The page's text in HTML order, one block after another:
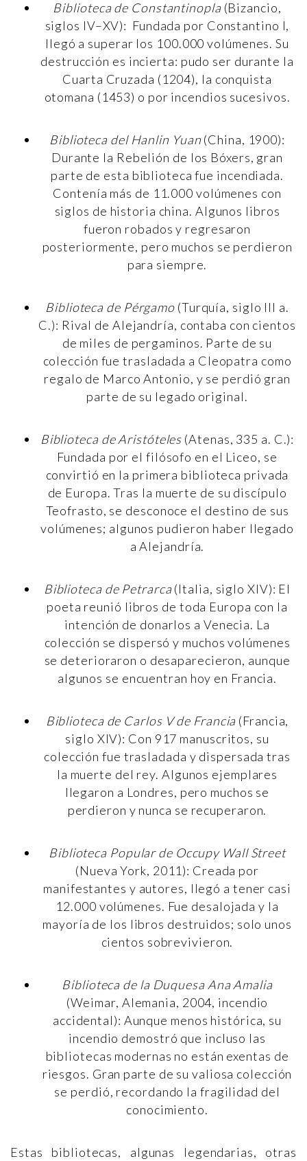
Biblioteca de Constantinopla (Bizancio,
siglos IV–XV): Fundada por Constantino I,
llegó a superar los 100.000 volúmenes. Su
destrucción es incierta: pudo ser durante la
Cuarta Cruzada (1204), la conquista
otomana (1453) o por incendios sucesivos.
Biblioteca del Hanlin Yuan (China, 1900):
Durante la Rebelión de los Bóxers, gran
parte de esta biblioteca fue incendiada.
Contenía más de 11.000 volúmenes con
siglos de historia china. Algunos libros
fueron robados y regresaron
posteriormente, pero muchos se perdieron
para siempre.
Biblioteca de Pérgamo (Turquía, siglo III a.
C.): Rival de Alejandría, contaba con cientos
de miles de pergaminos. Parte de su
colección fue trasladada a Cleopatra como
regalo de Marco Antonio, y se perdió gran
parte de su legado original.
Biblioteca de Aristóteles (Atenas, 335 a. C.):
Fundada por el filósofo en el Liceo, se
convirtió en la primera biblioteca privada
de Europa. Tras la muerte de su discípulo
Teofrasto, se desconoce el destino de sus
volúmenes; algunos pudieron haber llegado
a Alejandría.
Biblioteca de Petrarca (Italia, siglo XIV): El
poeta reunió libros de toda Europa con la
intención de donarlos a Venecia. La
colección se dispersó y muchos volúmenes
se deterioraron o desaparecieron, aunque
algunos se encuentran hoy en Francia.
Biblioteca de Carlos V de Francia (Francia,
siglo XIV): Con 917 manuscritos, su
colección fue trasladada y dispersada tras
la muerte del rey. Algunos ejemplares
llegaron a Londres, pero muchos se
perdieron y nunca se recuperaron.
Biblioteca Popular de Occupy Wall Street
(Nueva York, 2011): Creada por
manifestantes y autores, llegó a tener casi
12.000 volúmenes. Fue desalojada y la
mayoría de los libros destruidos; solo unos
cientos sobrevivieron.
Biblioteca de la Duquesa Ana Amalia
(Weimar, Alemania, 2004, incendio
accidental): Aunque menos histórica, su
incendio demostró que incluso las
bibliotecas modernas no están exentas de
riesgos. Gran parte de su valiosa colección
se perdió, recordando la fragilidad del
conocimiento.
Estas bibliotecas, algunas legendarias, otras